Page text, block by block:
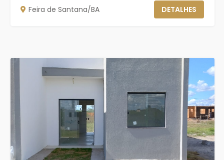
Feira de Santana/BA DETALHES